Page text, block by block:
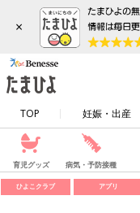
×
TOP 妊娠・出産
育児グッズ 病気・予防接種
ひよこクラブ アプリ